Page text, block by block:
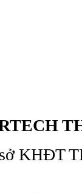
KHĐT